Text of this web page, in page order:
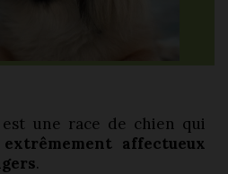
est une race de chien qui
extrêmement affectueux
.